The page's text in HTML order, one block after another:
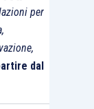
per
dal